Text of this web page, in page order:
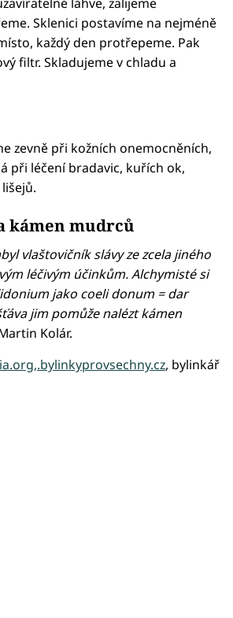
Sklenici postavíme na nejméně
každý den protřepeme. Pak
filtr. Skladujeme v chladu a
zevně při kožních onemocněních,
při léčení bradavic, kuřích ok,
kámen mudrců
vlaštovičník slávy ze zcela jiného
léčivým účinkům. Alchymisté si
jako coeli donum = dar
jim pomůže nalézt kámen
Kolár.
, bylinkář